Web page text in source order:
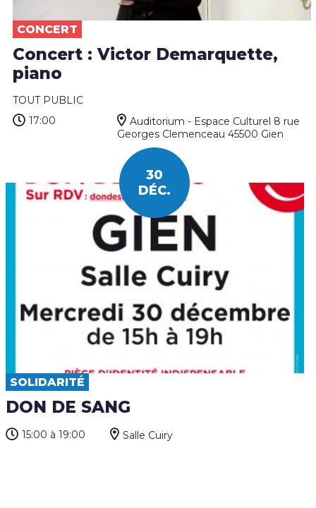
CONCERT
Concert : Victor Demarquette,
piano
TOUT PUBLIC
17:00
Auditorium - Espace Culturel 8 rue
Georges Clemenceau 45500 Gien
30
DÉC.
SOLIDARITÉ
DON DE SANG
15:00 à 19:00 Salle Cuiry